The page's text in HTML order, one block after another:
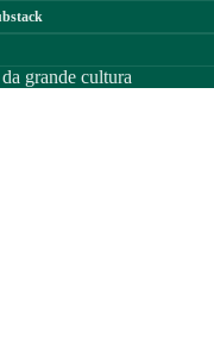
grande cultura